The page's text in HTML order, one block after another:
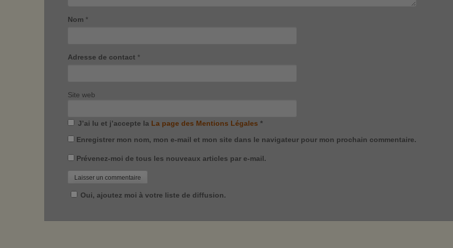
Nom *
Adresse de contact *
Site web
J’ai lu et j’accepte la La page des Mentions Légales *
Enregistrer mon nom, mon e-mail et mon site dans le navigateur pour mon prochain commentaire.
Prévenez-moi de tous les nouveaux articles par e-mail.
Oui, ajoutez moi à votre liste de diffusion.